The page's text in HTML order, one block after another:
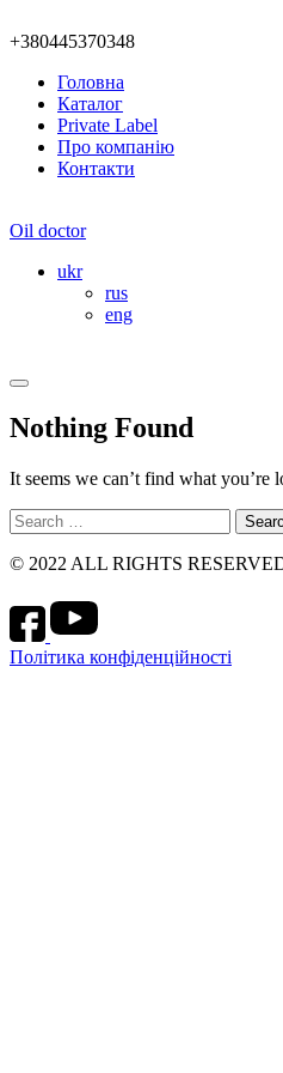
+380445370348
Головна
Каталог
Private Label
Про компанію
Контакти
Oil doctor
ukr
rus
eng
Nothing Found
It seems we can’t find what you’re
Search
for:
© 2022 ALL RIGHTS
Політика конфіденційності